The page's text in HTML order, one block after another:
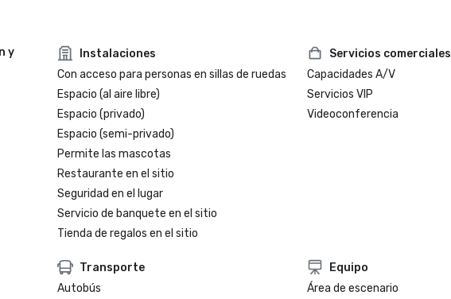
y
Instalaciones
Con acceso para personas en sillas de ruedas
Espacio (al aire libre)
Espacio (privado)
Espacio (semi-privado)
Permite las mascotas
Restaurante en el sitio
Seguridad en el lugar
Servicio de banquete en el sitio
Tienda de regalos en el sitio
Servicios comerciales
Capacidades A/V
Servicios VIP
Videoconferencia
Transporte
Autobús
Equipo
Área de escenario